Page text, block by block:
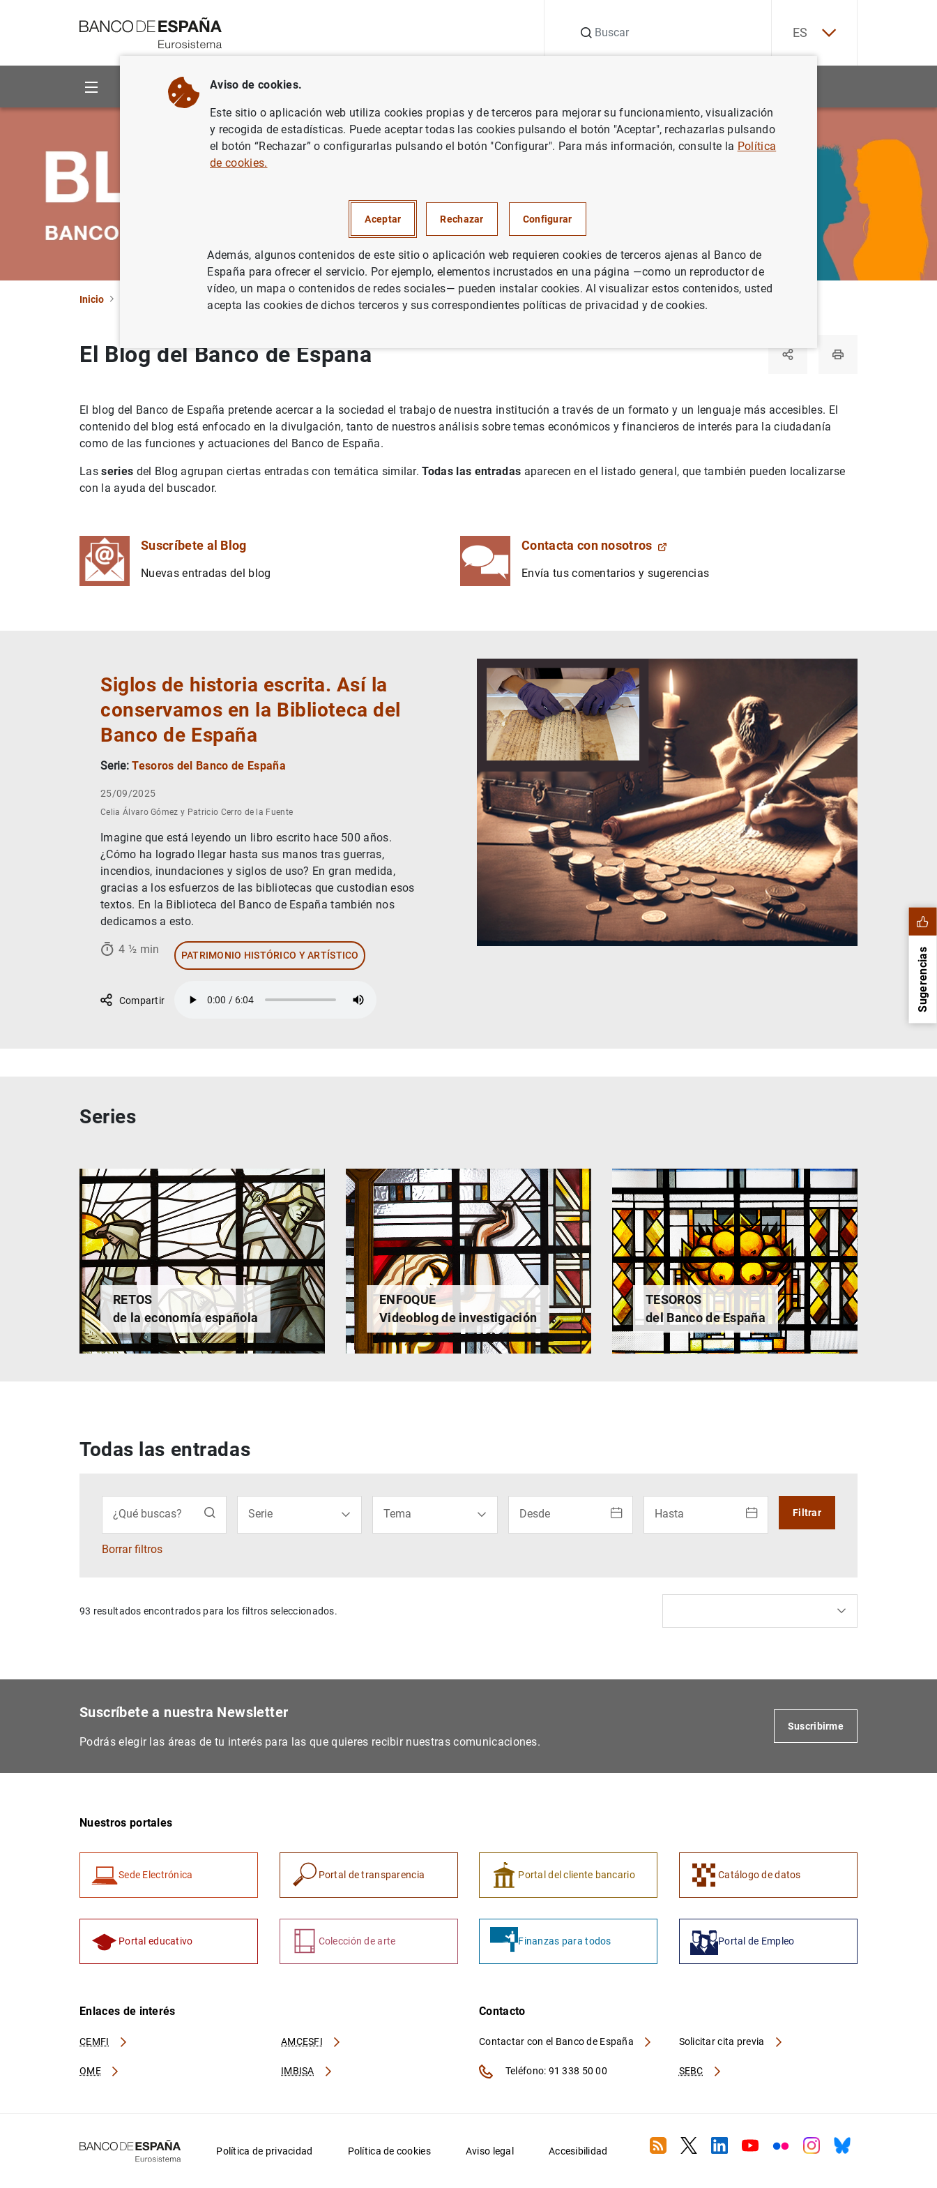
ES
Sobre el Banco Áreas de actuación
Inicio El Blog del Banco de España
El Blog del Banco de España
El blog del Banco de España pretende acercar a la sociedad el trabajo de nuestra institución a través de un formato y un lenguaje más accesibles. El
contenido del blog está enfocado en la divulgación, tanto de nuestros análisis sobre temas económicos y financieros de interés para la ciudadanía
como de las funciones y actuaciones del Banco de España.
Lasseries del Blog agrupan ciertas entradas con temática similar.Todas las entradas aparecen en el listado general, que también pueden localizarse
con la ayuda del buscador.
Suscríbete al Blog
Nuevas entradas del blog
Contacta con nosotros
Envía tus comentarios y sugerencias
Siglos de historia escrita. Así la
conservamos en la Biblioteca del
Banco de España
Serie:Tesoros del Banco de España
25/09/2025
Celia Álvaro Gómez y Patricio Cerro de la Fuente
Imagine que está leyendo un libro escrito hace 500 años.
¿Cómo ha logrado llegar hasta sus manos tras guerras,
incendios, inundaciones y siglos de uso? En gran medida,
gracias a los esfuerzos de las bibliotecas que custodian esos
textos. En la Biblioteca del Banco de España también nos
dedicamos a esto.
4 ½ min PATRIMONIO HISTÓRICO Y ARTÍSTICO
Compartir
Series
RETOS
de la economía española
ENFOQUE
Videoblog de investigación
TESOROS
del Banco de España
Todas las entradas
¿Qué buscas? Serie Tema Desde Hasta Filtrar
Borrar filtros
93 resultados encontrados para los filtros seleccionados.
Sugerencias
Suscríbete a nuestra Newsletter
Podrás elegir las áreas de tu interés para las que quieres recibir nuestras comunicaciones.
Suscribirme
Nuestros portales
Sede Electrónica Portal de transparencia Portal del cliente bancario Catálogo de datos
Portal educativo Colección de arte Finanzas para todos Portal de Empleo
Enlaces de interés
CEMFI AMCESFI
OME IMBISA
Contacto
Contactar con el Banco de España
SEBC
Solicitar cita previa
Teléfono: 91 338 50 00
Política de privacidad Política de cookies Aviso legal Accesibilidad RSS TwitterLinkedin
YoutubeFlickrInstagram
Bluesky
Aviso de cookies.
Este sitio o aplicación web utiliza cookies propias y de terceros para mejorar su funcionamiento, visualización
y recogida de estadísticas. Puede aceptar todas las cookies pulsando el botón "Aceptar", rechazarlas pulsando
el botón “Rechazar” o configurarlas pulsando el botón "Configurar". Para más información, consulte la Política
de cookies.
Aceptar Rechazar Configurar
Además, algunos contenidos de este sitio o aplicación web requieren cookies de terceros ajenas al Banco de
España para ofrecer el servicio. Por ejemplo, elementos incrustados en una página —como un reproductor de
vídeo, un mapa o contenidos de redes sociales— pueden instalar cookies. Al visualizar estos contenidos, usted
acepta las cookies de dichos terceros y sus correspondientes políticas de privacidad y de cookies.